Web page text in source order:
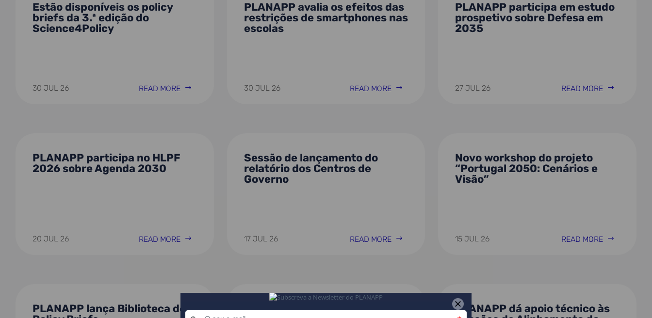
Estão disponíveis os policy
briefs da 3.ª edição do
Science4Policy
30 JUL 26 READ MORE
PLANAPP avalia os efeitos das
restrições de smartphones nas
escolas
30 JUL 26 READ MORE
PLANAPP participa em estudo
prospetivo sobre Defesa em
2035
27 JUL 26 READ MORE
PLANAPP participa no HLPF
2026 sobre Agenda 2030
20 JUL 26 READ MORE
Sessão de lançamento do
relatório dos Centros de
Governo
17 JUL 26 READ MORE
Novo workshop do projeto
“Portugal 2050: Cenários e
Visão”
15 JUL 26 READ MORE
PLANAPP lança Biblioteca de
AI²: Relatório de Focagem
PLANAPP dá apoio técnico às